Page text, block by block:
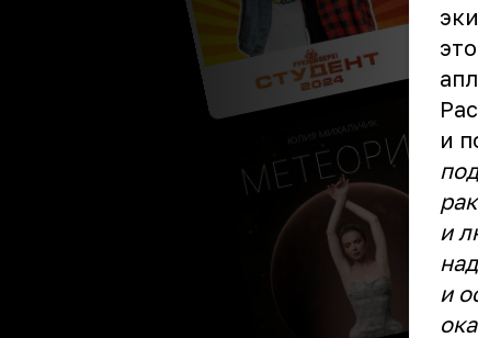
и
и
и